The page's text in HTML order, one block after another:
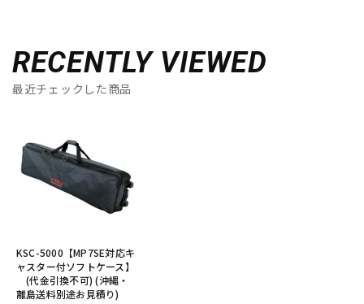
RECENTLY VIEWED
最近チェックした商品
KSC-5000【MP7SE対応キ
ャスター付ソフトケース】
(代金引換不可) (沖縄・
離島送料別途お見積り)